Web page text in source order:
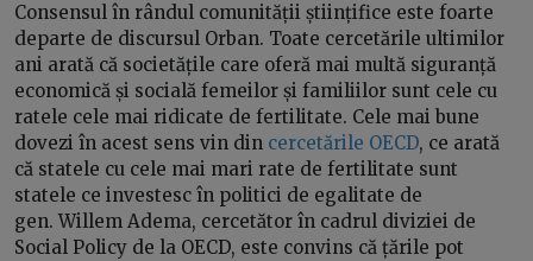
Consensul în rândul comunității științifice este foarte
departe de discursul Orban. Toate cercetările ultimilor
ani arată că societățile care oferă mai multă siguranță
economică și socială femeilor și familiilor sunt cele cu
ratele cele mai ridicate de fertilitate. Cele mai bune
dovezi în acest sens vin din cercetările OECD, ce arată
că statele cu cele mai mari rate de fertilitate sunt
statele ce investesc în politici de egalitate de
gen. Willem Adema, cercetător în cadrul diviziei de
Social Policy de la OECD, este convins că țările pot